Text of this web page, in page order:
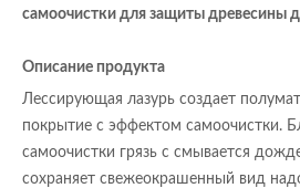
самоочистки для защиты древесины
Описание продукта
Лессирующая лазурь создает
покрытие с эффектом самоочистки.
самоочистки грязь с смывается
сохраняет свежеокрашенный вид